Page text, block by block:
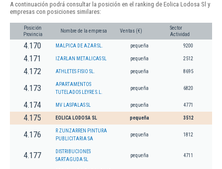
A continuación podrá consultar la posición en el ranking de Eolica Lodosa Sl y
empresas con posiciones similares:
Posición
Provincia
Nombre de la empresa Ventas (€)
Sector
Actividad
4.170 MALPICA DE AZAR SL. pequeña 9200
4.171 IZARLAN METALICAS SL pequeña 2512
4.172 ATHLETES FISIO SL. pequeña 8695
4.173
APARTAMENTOS
TUTELADOS LEYRE S.L.
pequeña 6820
4.174 MV LASPALAS SL pequeña 4771
4.175 EOLICA LODOSA SL pequeña 3512
4.176
R ZUNZARREN PINTURA
PUBLICITARIA SA
pequeña 1812
4.177
DISTRIBUCIONES
SARTAGUDA SL
pequeña 4711